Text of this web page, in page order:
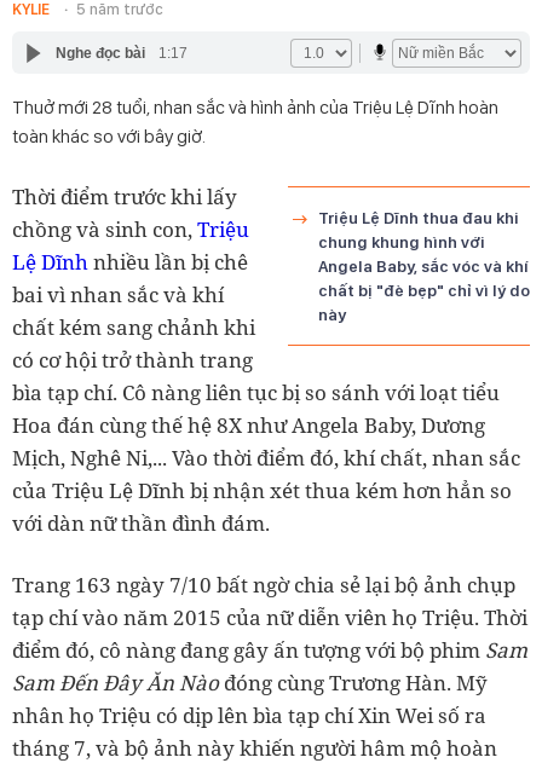
KYLIE 5 năm trước
Nghe đọc bài 1:17
Thuở mới 28 tuổi, nhan sắc và hình ảnh của Triệu Lệ Dĩnh hoàn
toàn khác so với bây giờ.
Triệu Lệ Dĩnh thua đau khi
chung khung hình với
Angela Baby, sắc vóc và khí
chất bị "đè bẹp" chỉ vì lý do
này
Thời điểm trước khi lấy
chồng và sinh con,Triệu
Lệ Dĩnhnhiều lần bị chê
bai vì nhan sắc và khí
chất kém sang chảnh khi
có cơ hội trở thành trang
bìa tạp chí. Cô nàng liên tục bị so sánh với loạt tiểu
Hoa đán cùng thế hệ 8X như Angela Baby, Dương
Mịch, Nghê Ni,... Vào thời điểm đó, khí chất, nhan sắc
của Triệu Lệ Dĩnh bị nhận xét thua kém hơn hẳn so
với dàn nữ thần đình đám.
Trang 163 ngày 7/10 bất ngờ chia sẻ lại bộ ảnh chụp
tạp chí vào năm 2015 của nữ diễn viên họ Triệu. Thời
điểm đó, cô nàng đang gây ấn tượng với bộ phim Sam
Sam Đến Đây Ăn Nàođóng cùng Trương Hàn. Mỹ
nhân họ Triệu có dịp lên bìa tạp chí Xin Wei số ra
tháng 7, và bộ ảnh này khiến người hâm mộ hoàn